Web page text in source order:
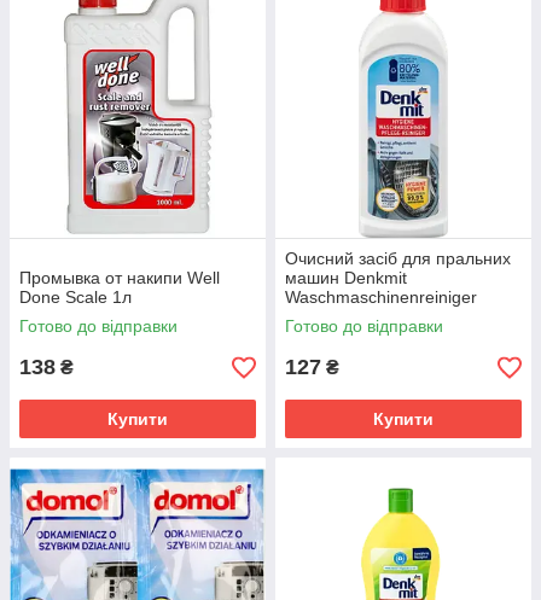
Промывка от накипи Well
Done Scale 1л
Готово до відправки
138 ₴
Купити
Очисний засіб для пральних
машин Denkmit
Waschmaschinenreiniger
250мл
Готово до відправки
127 ₴
Купити